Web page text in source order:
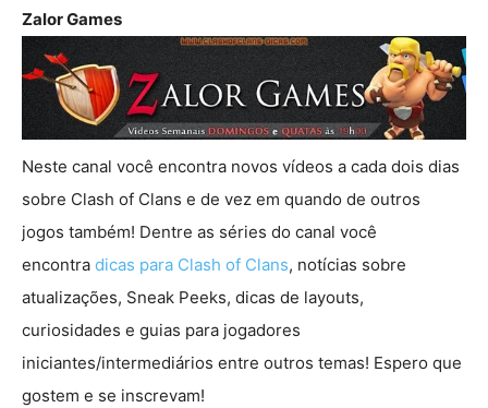
Zalor Games
Neste canal você encontra novos vídeos a cada dois dias
sobre Clash of Clans e de vez em quando de outros
jogos também! Dentre as séries do canal você
encontra dicas para Clash of Clans, notícias sobre
atualizações, Sneak Peeks, dicas de layouts,
curiosidades e guias para jogadores
iniciantes/intermediários entre outros temas! Espero que
gostem e se inscrevam!